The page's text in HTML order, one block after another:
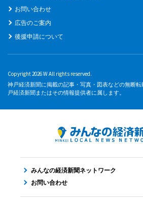
お問い合わせ
広告のご案内
後援申請について
Copyright 2026 W All rights reserved.
神戸経済新聞に掲載の記事・写真・図表などの無断
戸経済新聞またはその情報提供者に属します。
みんなの経済新聞ネットワーク
お問い合わせ